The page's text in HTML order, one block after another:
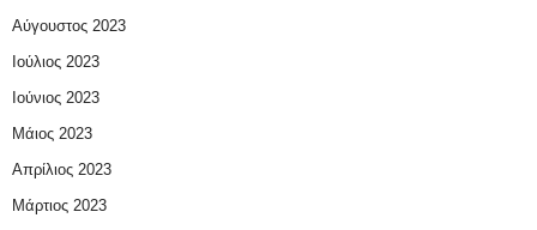
Αύγουστος 2023
Ιούλιος 2023
Ιούνιος 2023
Μάιος 2023
Απρίλιος 2023
Μάρτιος 2023